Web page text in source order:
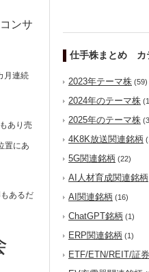
ンサ
月連続
あり売
置にあ
あるだ
仕手株まとめ カ
2023年テーマ株 (59)
2024年のテーマ株
2025年のテーマ株
4K8K放送関連銘柄
5G関連銘柄 (22)
AI人材育成関連銘柄
AI関連銘柄 (16)
ChatGPT銘柄 (1)
ERP関連銘柄 (1)
ETF/ETN/REIT/証